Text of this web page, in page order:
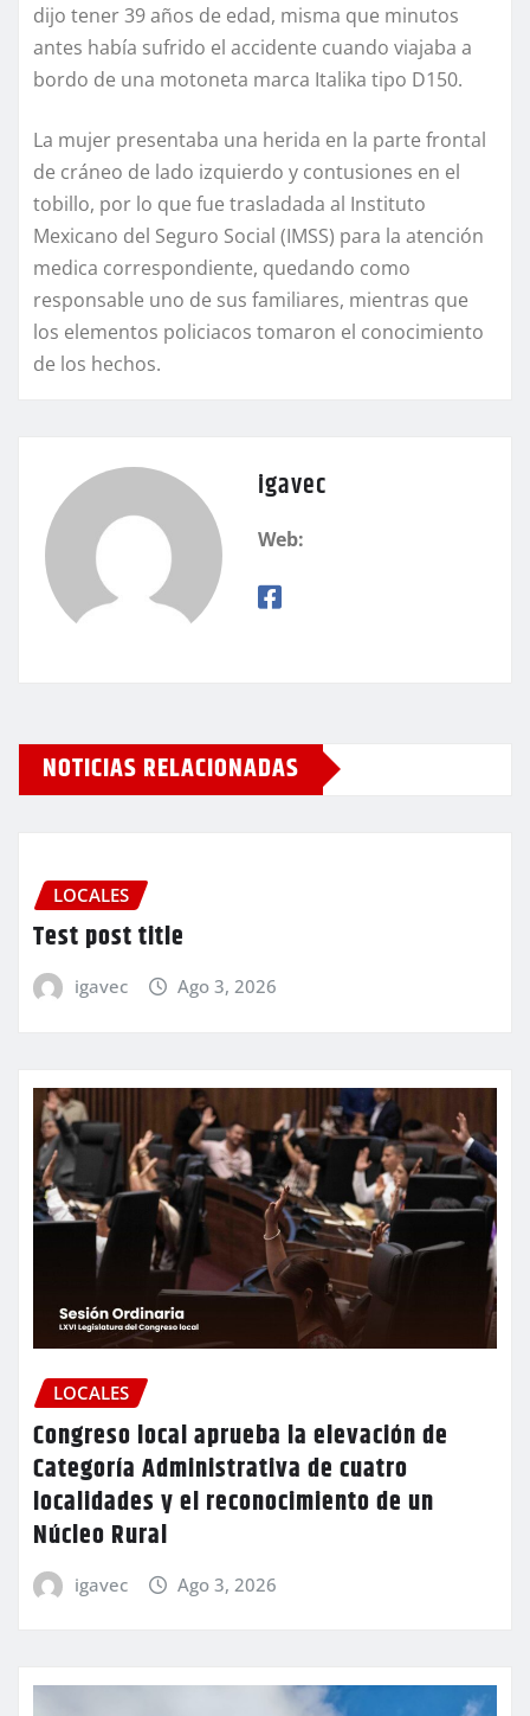
dijo tener 39 años de edad, misma que minutos
antes había sufrido el accidente cuando viajaba a
bordo de una motoneta marca Italika tipo D150.
La mujer presentaba una herida en la parte frontal
de cráneo de lado izquierdo y contusiones en el
tobillo, por lo que fue trasladada al Instituto
Mexicano del Seguro Social (IMSS) para la atención
medica correspondiente, quedando como
responsable uno de sus familiares, mientras que
los elementos policiacos tomaron el conocimiento
de los hechos.
igavec
Web:
NOTICIAS RELACIONADAS
LOCALES
Test post title
igavec Ago 3, 2026
LOCALES
Congreso local aprueba la elevación de
Categoría Administrativa de cuatro
localidades y el reconocimiento de un
Núcleo Rural
igavec Ago 3, 2026